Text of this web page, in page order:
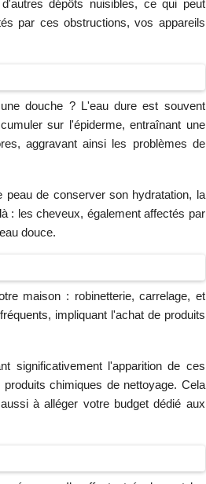
dépôts nuisibles, ce qui peut
par ces obstructions, vos appareils
douche ? L'eau dure est souvent
sur l'épiderme, entraînant une
aggravant ainsi les problèmes de
de conserver son hydratation, la
: les cheveux, également affectés par
douce.
maison : robinetterie, carrelage, et
impliquant l'achat de produits
significativement l'apparition de ces
chimiques de nettoyage. Cela
à alléger votre budget dédié aux